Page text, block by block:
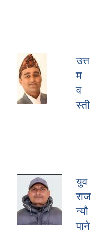
उत्त
म
व
स्ती
युव
राज
न्यौ
पाने